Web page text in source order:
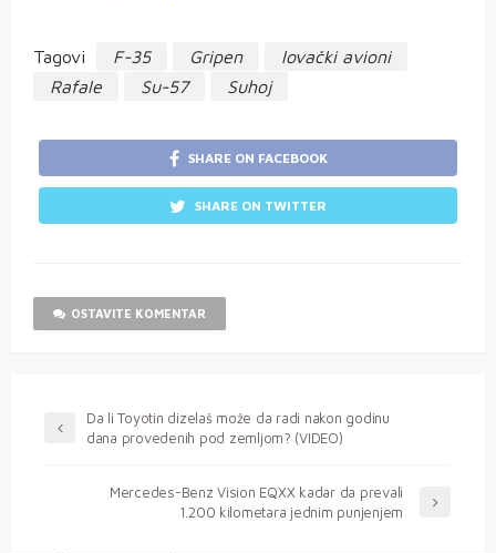
Tagovi F-35 Gripen
lovački avioni
Rafale
Su-57 Suhoj
SHARE ON FACEBOOK
SHARE ON TWITTER
OSTAVITE KOMENTAR
Da li Toyotin dizelaš može da radi nakon godinu
dana provedenih pod zemljom? (VIDEO)
Mercedes-Benz Vision EQXX kadar da prevali
1.200 kilometara jednim punjenjem